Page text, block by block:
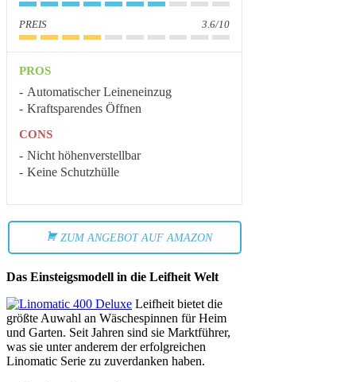
PREIS 3.6/10
PROS
Automatischer Leineneinzug
Kraftsparendes Öffnen
CONS
Nicht höhenverstellbar
Keine Schutzhülle
ZUM ANGEBOT AUF AMAZON
Das Einsteigsmodell in die Leifheit Welt
Leifheit bietet die
größte Auwahl an Wäschespinnen für Heim
und Garten. Seit Jahren sind sie Marktführer,
was sie unter anderem der erfolgreichen
Linomatic Serie zu zuverdanken haben.